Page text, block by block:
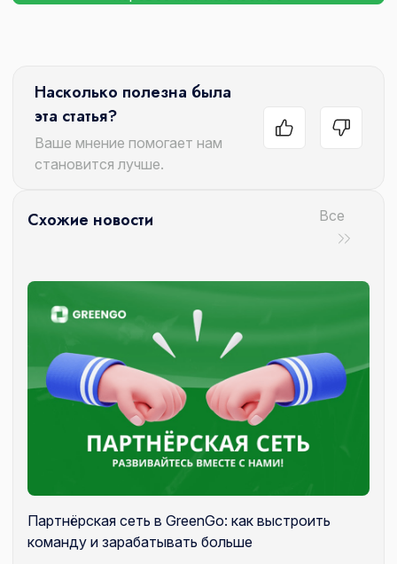
Насколько полезна была
эта статья?
Ваше мнение помогает нам
становится лучше.
Схожие новости Все
Партнёрская сеть в GreenGo: как выстроить
команду и зарабатывать больше